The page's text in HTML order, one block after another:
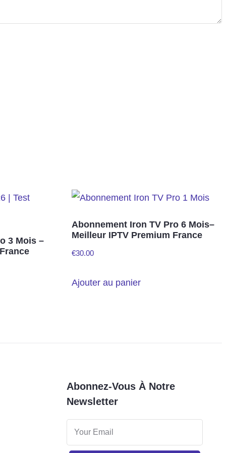
3 Mois –
Abonnement Iron TV Pro 6 Mois–
Meilleur IPTV Premium France
€30.00
Ajouter au panier
Abonnez-Vous À Notre
Newsletter